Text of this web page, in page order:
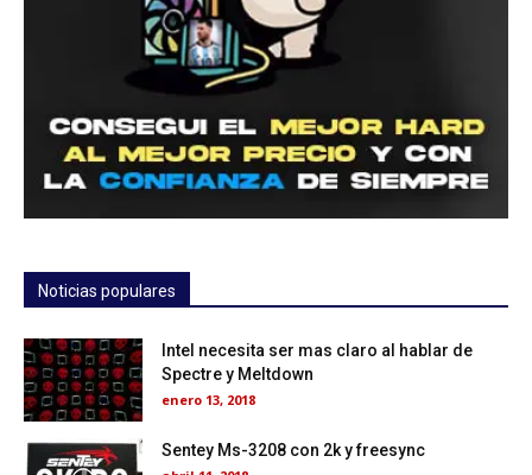
Noticias populares
Intel necesita ser mas claro al hablar de
Spectre y Meltdown
enero 13, 2018
Sentey Ms-3208 con 2k y freesync